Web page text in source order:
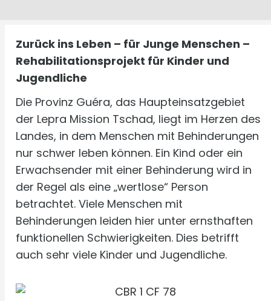
Zurück ins Leben – für Junge Menschen –
Rehabilitationsprojekt für Kinder und
Jugendliche
Die Provinz Guéra, das Haupteinsatzgebiet
der Lepra Mission Tschad, liegt im Herzen des
Landes, in dem Menschen mit Behinderungen
nur schwer leben können. Ein Kind oder ein
Erwachsender mit einer Behinderung wird in
der Regel als eine „wertlose“ Person
betrachtet. Viele Menschen mit
Behinderungen leiden hier unter ernsthaften
funktionellen Schwierigkeiten. Dies betrifft
auch sehr viele Kinder und Jugendliche.